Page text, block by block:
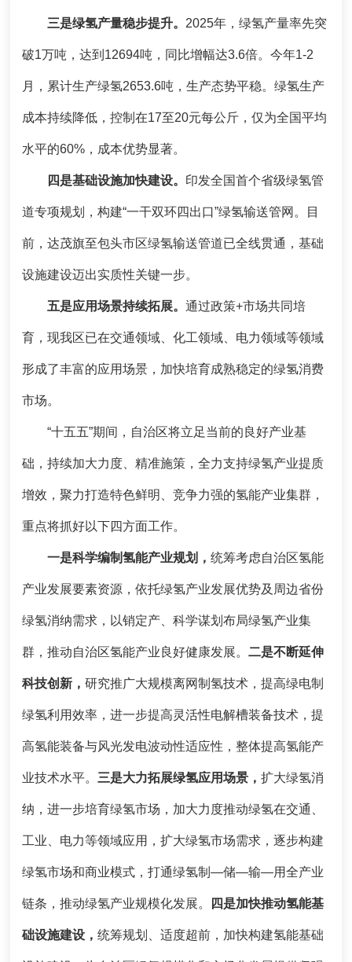
三是绿氢产量稳步提升。 2025年，绿氢产量率先突
破1万吨，达到12694吨，同比增幅达3.6倍。今年1-2
月，累计生产绿氢2653.6吨，生产态势平稳。绿氢生产
成本持续降低，控制在17至20元每公斤，仅为全国平均
水平的60%，成本优势显著。
四是基础设施加快建设。 印发全国首个省级绿氢管
道专项规划，构建“一干双环四出口”绿氢输送管网。目
前，达茂旗至包头市区绿氢输送管道已全线贯通，基础
设施建设迈出实质性关键一步。
五是应用场景持续拓展。通过政策+市场共同培
育，现我区已在交通领域、化工领域、电力领域等领域
形成了丰富的应用场景，加快培育成熟稳定的绿氢消费
市场。
“十五五”期间，自治区将立足当前的良好产业基
础，持续加大力度、精准施策，全力支持绿氢产业提质
增效，聚力打造特色鲜明、竞争力强的氢能产业集群，
重点将抓好以下四方面工作。
一是科学编制氢能产业规划，统筹考虑自治区氢能
产业发展要素资源，依托绿氢产业发展优势及周边省份
绿氢消纳需求，以销定产、科学谋划布局绿氢产业集
群，推动自治区氢能产业良好健康发展。二是不断延伸
科技创新，研究推广大规模离网制氢技术，提高绿电制
绿氢利用效率，进一步提高灵活性电解槽装备技术，提
高氢能装备与风光发电波动性适应性，整体提高氢能产
业技术水平。 三是大力拓展绿氢应用场景，扩大绿氢消
纳，进一步培育绿氢市场，加大力度推动绿氢在交通、
工业、电力等领域应用，扩大绿氢市场需求，逐步构建
绿氢市场和商业模式，打通绿氢制—储—输—用全产业
链条，推动绿氢产业规模化发展。 四是加快推动氢能基
础设施建设，统筹规划、适度超前，加快构建氢能基础